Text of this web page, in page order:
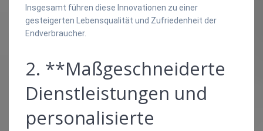
Insgesamt führen diese Innovationen zu einer
gesteigerten Lebensqualität und Zufriedenheit der
Endverbraucher.
2. **Maßgeschneiderte
Dienstleistungen und
personalisierte